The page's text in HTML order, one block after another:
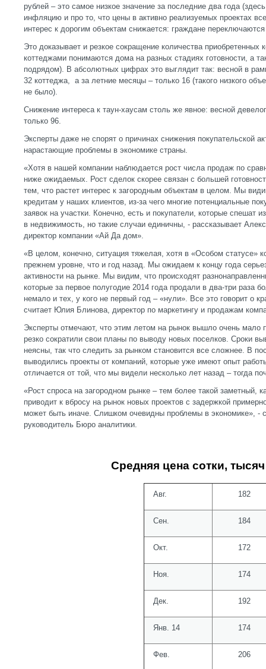
рублей – это самое низкое значение за последние два года
инфляцию и про то, что цены в активно реализуемых проектах
интерес к дорогим объектам снижается: граждане
Это доказывает и резкое сокращение количества приобретенных
коттеджами понимаются дома на разных стадиях готовности, а
подрядом). В абсолютных цифрах это выглядит так: весной в
32 коттеджа, а за летние месяцы – только 16 (такого низкого
не было).
Снижение интереса к таун-хаусам столь же явное: весной
только 96.
Эксперты даже не спорят о причинах снижения покупательской
нарастающие проблемы в экономике страны.
«Хотя в нашей компании наблюдается рост числа продаж по
ниже ожидаемых. Рост сделок скорее связан с большей
тем, что растет интерес к загородным объектам в целом. Мы
кредитам у наших клиентов, из-за чего многие потенциальные
заявок на участки. Конечно, есть и покупатели, которые спешат
в недвижимость, но такие случаи единичны, - рассказывает
директор компании «Ай Да дом».
«В целом, конечно, ситуация тяжелая, хотя в «Особом статусе»
прежнем уровне, что и год назад. Мы ожидаем к концу года
активности на рынке. Мы видим, что происходят
которые за первое полугодие 2014 года продали в два-три раза
немало и тех, у кого не первый год – «нули». Все это говорит о
считает Юлия Блинова, директор по маркетингу и продажам
Эксперты отмечают, что этим летом на рынок вышло очень мало
резко сократили свои планы по выводу новых поселков. Сроки
неясны, так что следить за рынком становится все сложнее. В
выводились проекты от компаний, которые уже имеют опыт
отличается от той, что мы видели несколько лет назад – тогда
«Рост спроса на загородном рынке – тем более такой заметный,
приводит к вбросу на рынок новых проектов с задержкой
может быть иначе. Слишком очевидны проблемы в экономике», -
руководитель Бюро аналитики.
Средняя цена сотки,
Авг. 182
Сен. 184
Окт. 172
Ноя. 174
Дек. 192
Янв. 14 174
Фев. 206